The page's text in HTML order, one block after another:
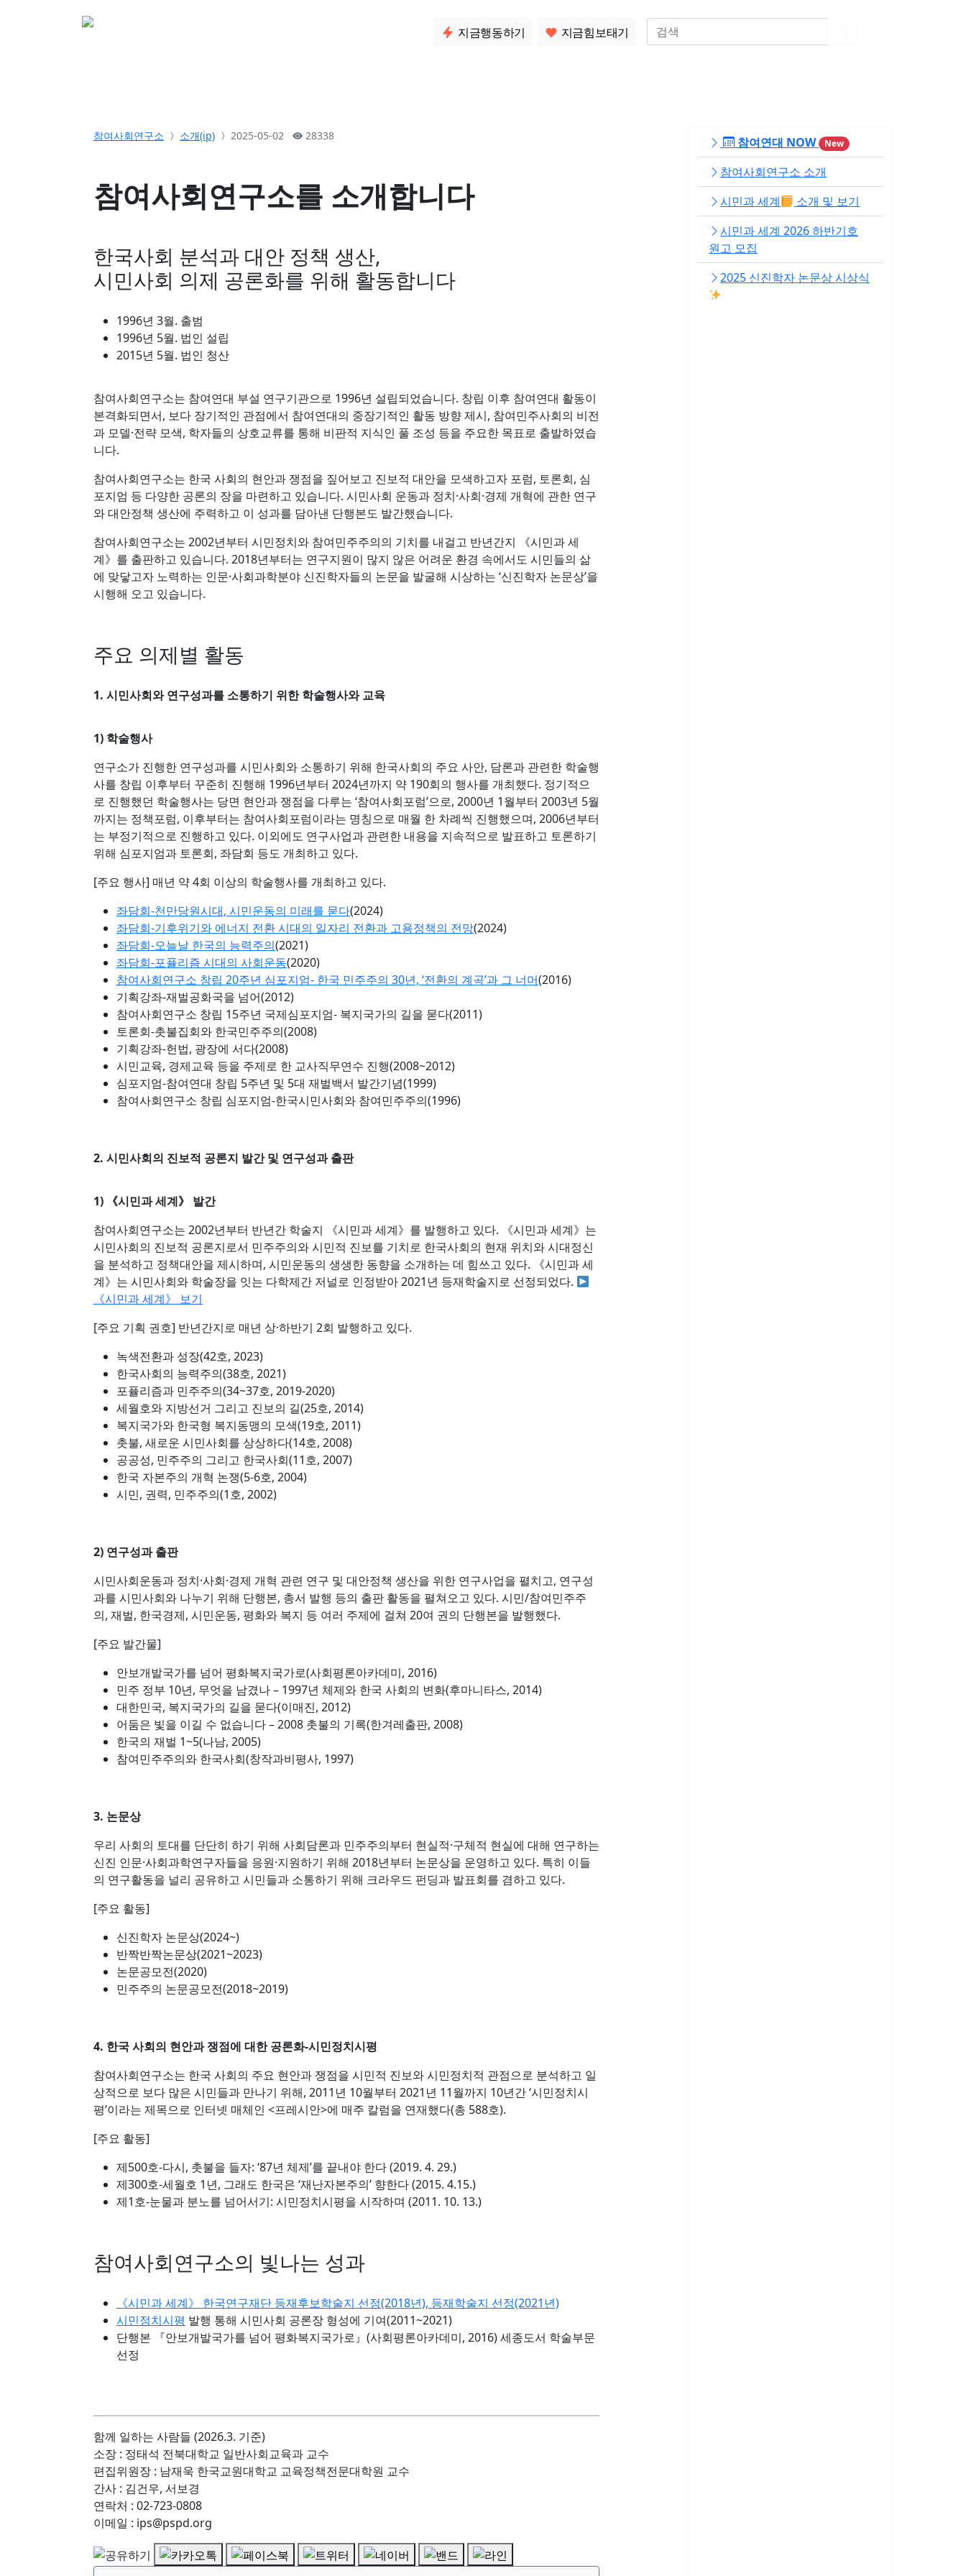
지금행동하기 지금힘보태기
참여사회연구소 소개(ip) 2025-05-02 28338
참여사회연구소를 소개합니다
한국사회 분석과 대안 정책 생산,
시민사회 의제 공론화를 위해 활동합니다
1996년 3월. 출범
1996년 5월. 법인 설립
2015년 5월. 법인 청산
참여사회연구소는 참여연대 부설 연구기관으로 1996년 설립되었습니다. 창립 이후 참여연대 활동이
본격화되면서, 보다 장기적인 관점에서 참여연대의 중장기적인 활동 방향 제시, 참여민주사회의 비전
과 모델·전략 모색, 학자들의 상호교류를 통해 비판적 지식인 풀 조성 등을 주요한 목표로 출발하였습
니다.
참여사회연구소는 한국 사회의 현안과 쟁점을 짚어보고 진보적 대안을 모색하고자 포럼, 토론회, 심
포지엄 등 다양한 공론의 장을 마련하고 있습니다. 시민사회 운동과 정치·사회·경제 개혁에 관한 연구
와 대안정책 생산에 주력하고 이 성과를 담아낸 단행본도 발간했습니다.
참여사회연구소는 2002년부터 시민정치와 참여민주주의의 기치를 내걸고 반년간지 《시민과 세
계》를 출판하고 있습니다. 2018년부터는 연구지원이 많지 않은 어려운 환경 속에서도 시민들의 삶
에 맞닿고자 노력하는 인문·사회과학분야 신진학자들의 논문을 발굴해 시상하는 ‘신진학자 논문상’을
시행해 오고 있습니다.
주요 의제별 활동
1. 시민사회와 연구성과를 소통하기 위한 학술행사와 교육
1) 학술행사
연구소가 진행한 연구성과를 시민사회와 소통하기 위해 한국사회의 주요 사안, 담론과 관련한 학술행
사를 창립 이후부터 꾸준히 진행해 1996년부터 2024년까지 약 190회의 행사를 개최했다. 정기적으
로 진행했던 학술행사는 당면 현안과 쟁점을 다루는 ‘참여사회포럼’으로, 2000년 1월부터 2003년 5월
까지는 정책포럼, 이후부터는 참여사회포럼이라는 명칭으로 매월 한 차례씩 진행했으며, 2006년부터
는 부정기적으로 진행하고 있다. 이외에도 연구사업과 관련한 내용을 지속적으로 발표하고 토론하기
위해 심포지엄과 토론회, 좌담회 등도 개최하고 있다.
[주요 행사] 매년 약 4회 이상의 학술행사를 개최하고 있다.
좌담회-천만당원시대, 시민운동의 미래를 묻다(2024)
좌담회-기후위기와 에너지 전환 시대의 일자리 전환과 고용정책의 전망(2024)
좌담회-오늘날 한국의 능력주의(2021)
좌담회-포퓰리즘 시대의 사회운동(2020)
참여사회연구소 창립 20주년 심포지엄- 한국 민주주의 30년, ‘전환의 계곡’과 그 너머(2016)
기획강좌-재벌공화국을 넘어(2012)
참여사회연구소 창립 15주년 국제심포지엄- 복지국가의 길을 묻다(2011)
토론회-촛불집회와 한국민주주의(2008)
기획강좌-헌법, 광장에 서다(2008)
시민교육, 경제교육 등을 주제로 한 교사직무연수 진행(2008~2012)
심포지엄-참여연대 창립 5주년 및 5대 재벌백서 발간기념(1999)
참여사회연구소 창립 심포지엄-한국시민사회와 참여민주주의(1996)
2. 시민사회의 진보적 공론지 발간 및 연구성과 출판
1) 《시민과 세계》 발간
참여사회연구소는 2002년부터 반년간 학술지 《시민과 세계》를 발행하고 있다. 《시민과 세계》는
시민사회의 진보적 공론지로서 민주주의와 시민적 진보를 기치로 한국사회의 현재 위치와 시대정신
을 분석하고 정책대안을 제시하며, 시민운동의 생생한 동향을 소개하는 데 힘쓰고 있다. 《시민과 세
계》는 시민사회와 학술장을 잇는 다학제간 저널로 인정받아 2021년 등재학술지로 선정되었다.
《시민과 세계》 보기
[주요 기획 권호] 반년간지로 매년 상·하반기 2회 발행하고 있다.
녹색전환과 성장(42호, 2023)
한국사회의 능력주의(38호, 2021)
포퓰리즘과 민주주의(34~37호, 2019-2020)
세월호와 지방선거 그리고 진보의 길(25호, 2014)
복지국가와 한국형 복지동맹의 모색(19호, 2011)
촛불, 새로운 시민사회를 상상하다(14호, 2008)
공공성, 민주주의 그리고 한국사회(11호, 2007)
한국 자본주의 개혁 논쟁(5-6호, 2004)
시민, 권력, 민주주의(1호, 2002)
2) 연구성과 출판
시민사회운동과 정치·사회·경제 개혁 관련 연구 및 대안정책 생산을 위한 연구사업을 펼치고, 연구성
과를 시민사회와 나누기 위해 단행본, 총서 발행 등의 출판 활동을 펼쳐오고 있다. 시민/참여민주주
의, 재벌, 한국경제, 시민운동, 평화와 복지 등 여러 주제에 걸쳐 20여 권의 단행본을 발행했다.
[주요 발간물]
안보개발국가를 넘어 평화복지국가로(사회평론아카데미, 2016)
민주 정부 10년, 무엇을 남겼나 – 1997년 체제와 한국 사회의 변화(후마니타스, 2014)
대한민국, 복지국가의 길을 묻다(이매진, 2012)
어둠은 빛을 이길 수 없습니다 – 2008 촛불의 기록(한겨레출판, 2008)
한국의 재벌 1~5(나남, 2005)
참여민주주의와 한국사회(창작과비평사, 1997)
3. 논문상
우리 사회의 토대를 단단히 하기 위해 사회담론과 민주주의부터 현실적·구체적 현실에 대해 연구하는
신진 인문·사회과학연구자들을 응원·지원하기 위해 2018년부터 논문상을 운영하고 있다. 특히 이들
의 연구활동을 널리 공유하고 시민들과 소통하기 위해 크라우드 펀딩과 발표회를 겸하고 있다.
[주요 활동]
신진학자 논문상(2024~)
반짝반짝논문상(2021~2023)
논문공모전(2020)
민주주의 논문공모전(2018~2019)
4. 한국 사회의 현안과 쟁점에 대한 공론화-시민정치시평
참여사회연구소는 한국 사회의 주요 현안과 쟁점을 시민적 진보와 시민정치적 관점으로 분석하고 일
상적으로 보다 많은 시민들과 만나기 위해, 2011년 10월부터 2021년 11월까지 10년간 ‘시민정치시
평’이라는 제목으로 인터넷 매체인 <프레시안>에 매주 칼럼을 연재했다(총 588호).
[주요 활동]
제500호-다시, 촛불을 들자: ‘87년 체제’를 끝내야 한다 (2019. 4. 29.)
제300호-세월호 1년, 그래도 한국은 ‘재난자본주의’ 향한다 (2015. 4.15.)
제1호-눈물과 분노를 넘어서기: 시민정치시평을 시작하며 (2011. 10. 13.)
참여사회연구소의 빛나는 성과
《시민과 세계》 한국연구재단 등재후보학술지 선정(2018년), 등재학술지 선정(2021년)
시민정치시평 발행 통해 시민사회 공론장 형성에 기여(2011~2021)
단행본 『안보개발국가를 넘어 평화복지국가로』(사회평론아카데미, 2016) 세종도서 학술부문
선정
함께 일하는 사람들 (2026.3. 기준)
소장 : 정태석 전북대학교 일반사회교육과 교수
편집위원장 : 남재욱 한국교원대학교 교육정책전문대학원 교수
간사 : 김건우, 서보경
연락처 : 02-723-0808
이메일 : ips@pspd.org
참여연대 NOW New
참여사회연구소 소개
시민과 세계
소개 및 보기
시민과 세계 2026 하반기호
원고 모집
2025 신진학자 논문상 시상식